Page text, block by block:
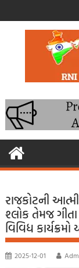
to
content
રાજકોટની
શ્લોક તેમજ ગીતા
વિવિધ કાર્યક્રમો
2025-12-01